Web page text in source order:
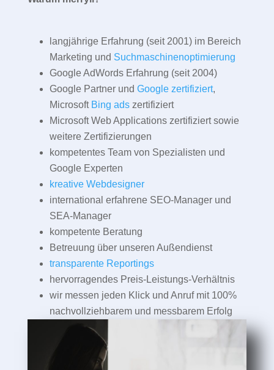
langjährige Erfahrung (seit 2001) im Bereich
Marketing und Suchmaschinenoptimierung
Google AdWords Erfahrung (seit 2004)
Google Partner und Google zertifiziert,
Microsoft Bing adszertifiziert
Microsoft Web Applications zertifiziert sowie
weitere Zertifizierungen
kompetentes Team von Spezialisten und
Google Experten
kreative Webdesigner
international erfahrene SEO-Manager und
SEA-Manager
kompetente Beratung
Betreuung über unseren Außendienst
transparente Reportings
hervorragendes Preis-Leistungs-Verhältnis
wir messen jeden Klick und Anruf mit 100%
nachvollziehbarem und messbarem Erfolg